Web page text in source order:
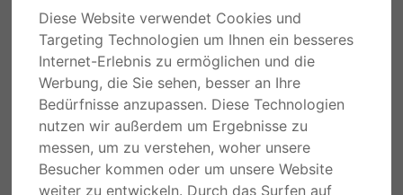
Diese Website verwendet Cookies und
Targeting Technologien um Ihnen ein besseres
Internet-Erlebnis zu ermöglichen und die
Werbung, die Sie sehen, besser an Ihre
Bedürfnisse anzupassen. Diese Technologien
nutzen wir außerdem um Ergebnisse zu
messen, um zu verstehen, woher unsere
Besucher kommen oder um unsere Website
weiter zu entwickeln. Durch das Surfen auf
Albino Stör Jungtier - unbekannt
Nordrhein-Westfalen 3 Jahren
PRIVAT JUNGTIER
Axolotl Jungtier - unbekannt
Hessen